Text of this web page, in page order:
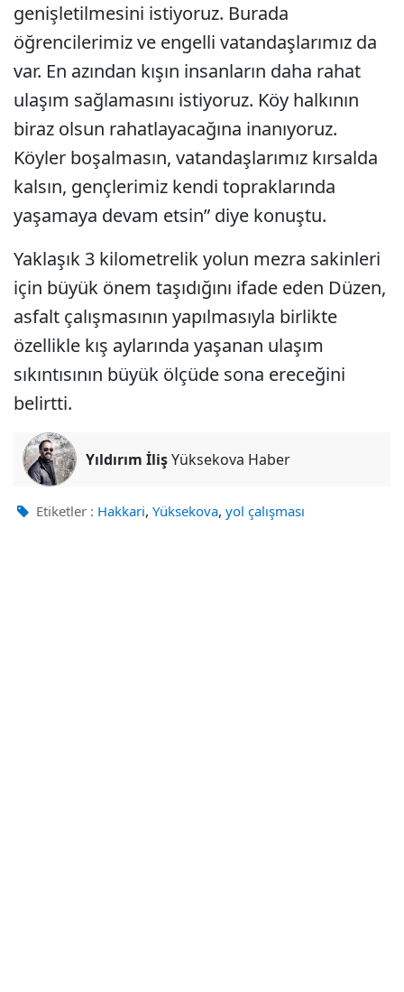
genişletilmesini istiyoruz. Burada
öğrencilerimiz ve engelli vatandaşlarımız da
var. En azından kışın insanların daha rahat
ulaşım sağlamasını istiyoruz. Köy halkının
biraz olsun rahatlayacağına inanıyoruz.
Köyler boşalmasın, vatandaşlarımız kırsalda
kalsın, gençlerimiz kendi topraklarında
yaşamaya devam etsin” diye konuştu.
Yaklaşık 3 kilometrelik yolun mezra sakinleri
için büyük önem taşıdığını ifade eden Düzen,
asfalt çalışmasının yapılmasıyla birlikte
özellikle kış aylarında yaşanan ulaşım
sıkıntısının büyük ölçüde sona ereceğini
belirtti.
Yıldırım İlişYüksekova Haber
Etiketler : Hakkari, Yüksekova, yol çalışması